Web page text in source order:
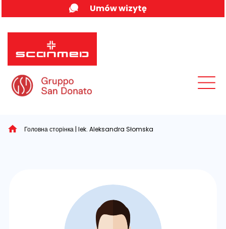
to
content
Umów wizytę
Головна сторінка | lek. Aleksandra Słomska